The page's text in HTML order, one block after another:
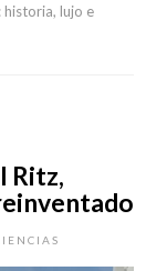
historia, lujo e
Ritz,